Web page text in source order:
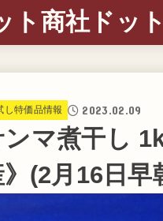
ト商社ドッ
し特価品情報 2023.02.09
ンマ煮干し
》(2月16日早